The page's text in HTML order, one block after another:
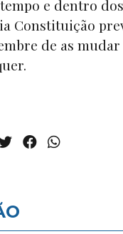
e dentro
Constituição
de as